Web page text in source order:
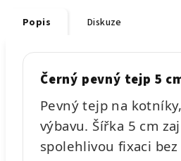
Popis Diskuze
Černý pevný tejp 5
Pevný tejp na
výbavu. Šířka 5 cm
spolehlivou fixaci